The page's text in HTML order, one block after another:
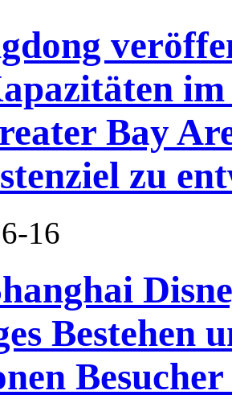
Bay
zu
16
Bestehen
Besucher